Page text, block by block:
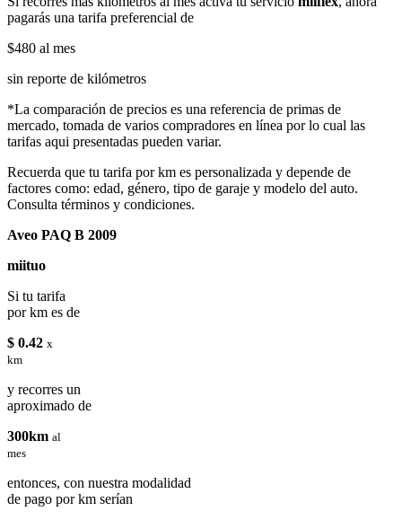
pagarás una tarifa preferencial de
$480 al mes
sin reporte de kilómetros
*La comparación de precios es una referencia de primas de
mercado, tomada de varios compradores en línea por lo cual las
tarifas aqui presentadas pueden variar.
Recuerda que tu tarifa por km es personalizada y depende de
factores como: edad, género, tipo de garaje y modelo del auto.
Consulta términos y condiciones.
Aveo PAQ B 2009
miituo
Si tu tarifa
por km es de
$ 0.42 x
km
y recorres un
aproximado de
300km al
mes
entonces, con nuestra modalidad
de pago por km serían